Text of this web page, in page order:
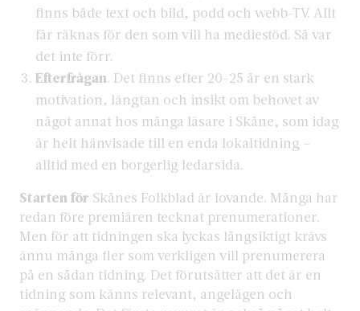
finns både text och bild, podd och webb-TV. Allt
får räknas för den som vill ha mediestöd. Så var
det inte förr.
Efterfrågan. Det finns efter 20-25 år en stark
motivation, längtan och insikt om behovet av
något annat hos många läsare i Skåne, som idag
är helt hänvisade till en enda lokaltidning –
alltid med en borgerlig ledarsida.
Starten för Skånes Folkblad är lovande. Många har
redan före premiären tecknat prenumerationer.
Men för att tidningen ska lyckas långsiktigt krävs
ännu många fler som verkligen vill prenumerera
på en sådan tidning. Det förutsätter att det är en
tidning som känns relevant, angelägen och